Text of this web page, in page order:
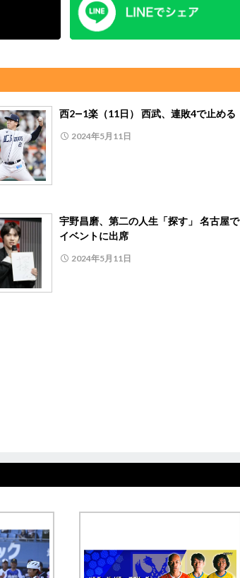
西2―1楽（11日） 西武、連敗4で止める
2024年5月11日
宇野昌磨、第二の人生「探す」 名古屋で
イベントに出席
2024年5月11日